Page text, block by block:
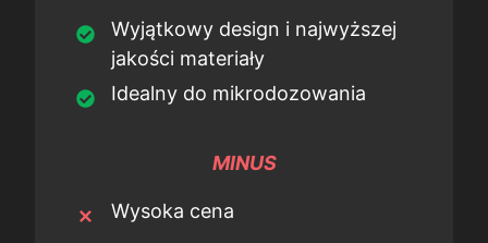
Wyjątkowy design i najwyższej
jakości materiały
Idealny do mikrodozowania
MINUS
Wysoka cena